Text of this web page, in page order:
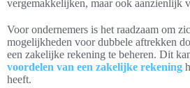
vergemakkelijken, maar ook aanzienlijk
Voor ondernemers is het raadzaam om
mogelijkheden voor dubbele aftrekken
een zakelijke rekening te beheren. Dit
voordelen van een zakelijke rekening
heeft.